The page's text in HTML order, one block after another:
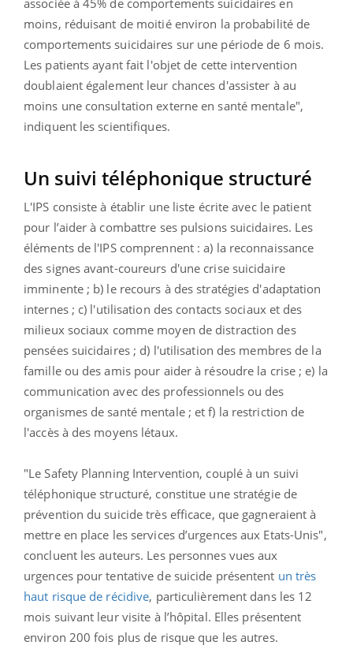
moins, réduisant de moitié environ la probabilité de
comportements suicidaires sur une période de 6 mois.
Les patients ayant fait l'objet de cette intervention
doublaient également leur chances d'assister à au
moins une consultation externe en santé mentale",
indiquent les scientifiques.
Un suivi téléphonique structuré
L'IPS consiste à établir une liste écrite avec le patient
pour l’aider à combattre ses pulsions suicidaires. Les
éléments de l'IPS comprennent : a) la reconnaissance
des signes avant-coureurs d'une crise suicidaire
imminente ; b) le recours à des stratégies d'adaptation
internes ; c) l'utilisation des contacts sociaux et des
milieux sociaux comme moyen de distraction des
pensées suicidaires ; d) l'utilisation des membres de la
famille ou des amis pour aider à résoudre la crise ; e) la
communication avec des professionnels ou des
organismes de santé mentale ; et f) la restriction de
l'accès à des moyens létaux.
"Le Safety Planning Intervention, couplé à un suivi
téléphonique structuré, constitue une stratégie de
prévention du suicide très efficace, que gagneraient à
mettre en place les services d’urgences aux Etats-Unis",
concluent les auteurs. Les personnes vues aux
urgences pour tentative de suicide présentent un très
haut risque de récidive, particulièrement dans les 12
mois suivant leur visite à l’hôpital. Elles présentent
environ 200 fois plus de risque que les autres.